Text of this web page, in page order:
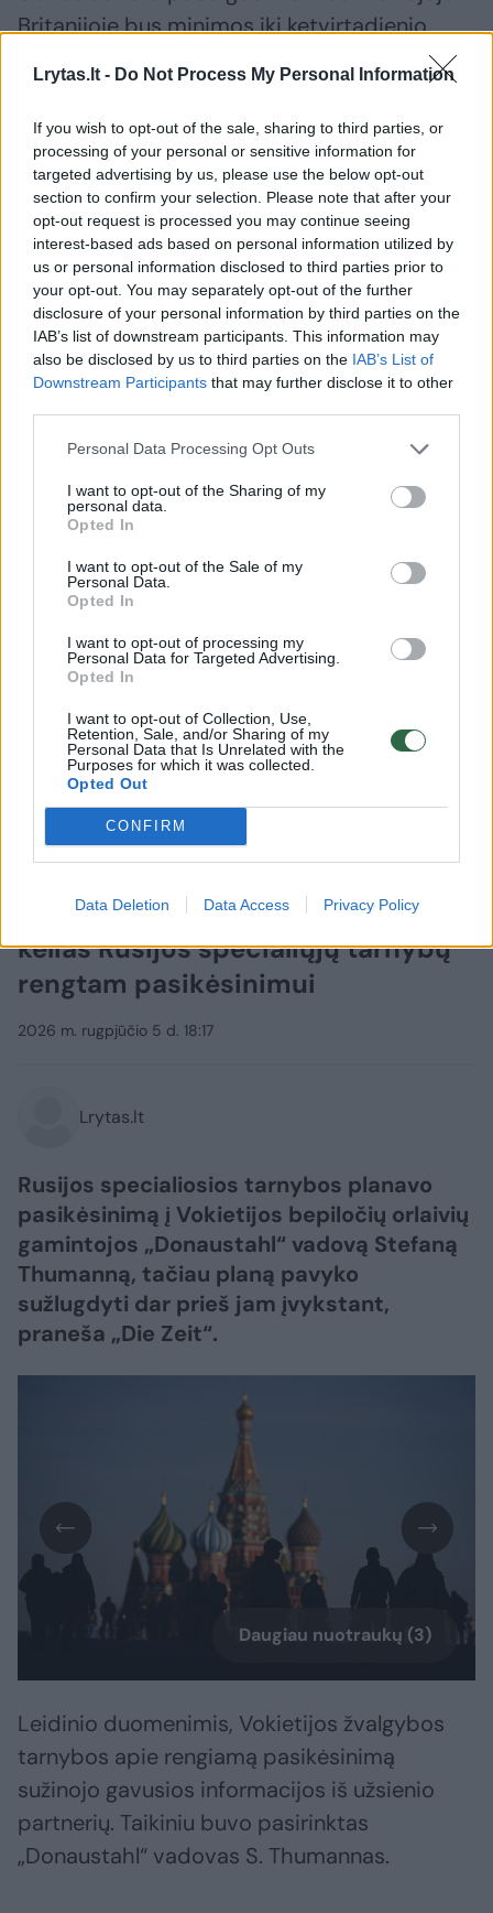
Lrytas.lt - Do Not Process My Personal Information
If you wish to opt-out of the sale, sharing to third parties, or
processing of your personal or sensitive information for
targeted advertising by us, please use the below opt-out
section to confirm your selection. Please note that after your
opt-out request is processed you may continue seeing
interest-based ads based on personal information utilized by
us or personal information disclosed to third parties prior to
your opt-out. You may separately opt-out of the further
disclosure of your personal information by third parties on the
IAB’s list of downstream participants. This information may
also be disclosed by us to third parties on the IAB’s List of
Downstream Participants that may further disclose it to other
Personal Data Processing Opt Outs
I want to opt-out of the Sharing of my
personal data.
Opted In
I want to opt-out of the Sale of my
Personal Data.
Opted In
I want to opt-out of processing my
Personal Data for Targeted Advertising.
Opted In
I want to opt-out of Collection, Use,
Retention, Sale, and/or Sharing of my
Personal Data that Is Unrelated with the
Purposes for which it was collected.
Opted Out
CONFIRM
Data Deletion Data Access Privacy Policy
Britanijoje bus minimos iki ketvirtadienio.
Rodyti daugiau žymių
Komentuoti po šiuo straipsniu
Komentuoti gali tik Lrytas registruoti vartotojai.
Prisijunkite prie registruotų vartotojų
bendruomenės ir bendraukite komentaruose!
Rodyti komentarus
„Die Zeit“: Vokietijoje užkirstas
kelias Rusijos specialiųjų tarnybų
rengtam pasikėsinimui
2026 m. rugpjūčio 5 d. 18:17
Lrytas.lt
Rusijos specialiosios tarnybos planavo
pasikėsinimą į Vokietijos bepiločių orlaivių
gamintojos „Donaustahl“ vadovą Stefaną
Thumanną, tačiau planą pavyko
sužlugdyti dar prieš jam įvykstant,
praneša „Die Zeit“.
Daugiau nuotraukų (3)
Leidinio duomenimis, Vokietijos žvalgybos
tarnybos apie rengiamą pasikėsinimą
sužinojo gavusios informacijos iš užsienio
partnerių. Taikiniu buvo pasirinktas
„Donaustahl“ vadovas S. Thumannas.